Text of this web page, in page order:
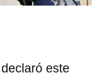
declaró este